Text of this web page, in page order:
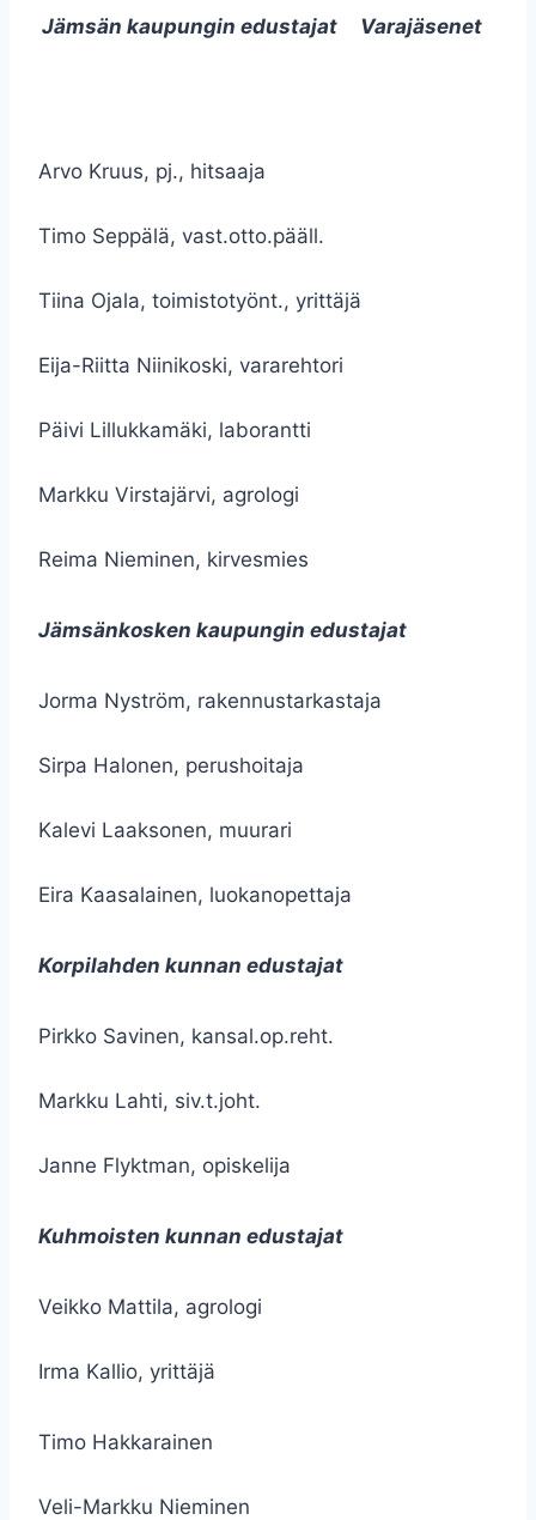
Jämsän kaupungin edustajat Varajäsenet
Arvo Kruus, pj., hitsaaja
Timo Seppälä, vast.otto.pääll.
Tiina Ojala, toimistotyönt., yrittäjä
Eija-Riitta Niinikoski, vararehtori
Päivi Lillukkamäki, laborantti
Markku Virstajärvi, agrologi
Reima Nieminen, kirvesmies
Jämsänkosken kaupungin edustajat
Jorma Nyström, rakennustarkastaja
Sirpa Halonen, perushoitaja
Kalevi Laaksonen, muurari
Eira Kaasalainen, luokanopettaja
Korpilahden kunnan edustajat
Pirkko Savinen, kansal.op.reht.
Markku Lahti, siv.t.joht.
Janne Flyktman, opiskelija
Kuhmoisten kunnan edustajat
Veikko Mattila, agrologi
Irma Kallio, yrittäjä
Timo Hakkarainen
Veli-Markku Nieminen